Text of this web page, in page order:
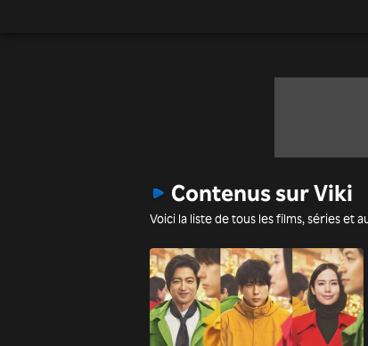
Contenus sur Viki
Voici la liste de tous les films, séries et